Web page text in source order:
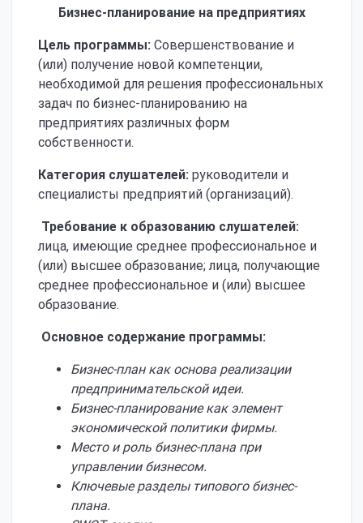
Бизнес-планирование на предприятиях
Цель программы: Совершенствование и
(или) получение новой компетенции,
необходимой для решения профессиональных
задач по бизнес-планированию на
предприятиях различных форм
собственности.
Категория слушателей: руководители и
специалисты предприятий (организаций).
Требование к образованию слушателей:
лица, имеющие среднее профессиональное и
(или) высшее образование; лица, получающие
среднее профессиональное и (или) высшее
образование.
Основное содержание программы:
Бизнес-план как основа реализации
предпринимательской идеи.
Бизнес-планирование как элемент
экономической политики фирмы.
Место и роль бизнес-плана при
управлении бизнесом.
Ключевые разделы типового бизнес-
плана.